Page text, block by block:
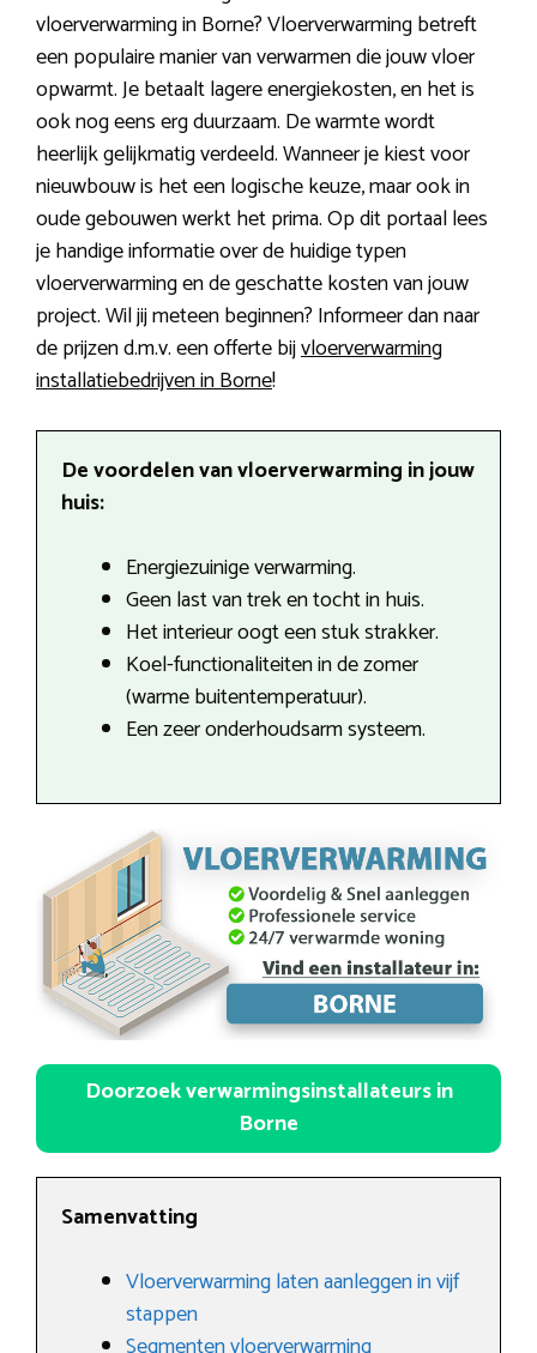
vloerverwarming in Borne? Vloerverwarming betreft
een populaire manier van verwarmen die jouw vloer
opwarmt. Je betaalt lagere energiekosten, en het is
ook nog eens erg duurzaam. De warmte wordt
heerlijk gelijkmatig verdeeld. Wanneer je kiest voor
nieuwbouw is het een logische keuze, maar ook in
oude gebouwen werkt het prima. Op dit portaal lees
je handige informatie over de huidige typen
vloerverwarming en de geschatte kosten van jouw
project. Wil jij meteen beginnen? Informeer dan naar
de prijzen d.m.v. een offerte bijvloerverwarming
installatiebedrijven in Borne!
De voordelen van vloerverwarming in jouw
huis:
Energiezuinige verwarming.
Geen last van trek en tocht in huis.
Het interieur oogt een stuk strakker.
Koel-functionaliteiten in de zomer
(warme buitentemperatuur).
Een zeer onderhoudsarm systeem.
Doorzoek verwarmingsinstallateurs in
Borne
Samenvatting
Vloerverwarming laten aanleggen in vijf
stappen